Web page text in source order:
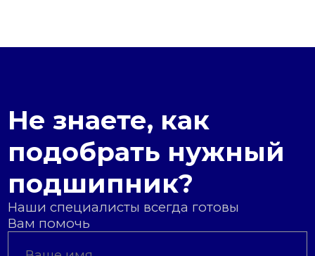
Не знаете, как
подобрать нужный
подшипник?
Наши специалисты всегда готовы
Вам помочь